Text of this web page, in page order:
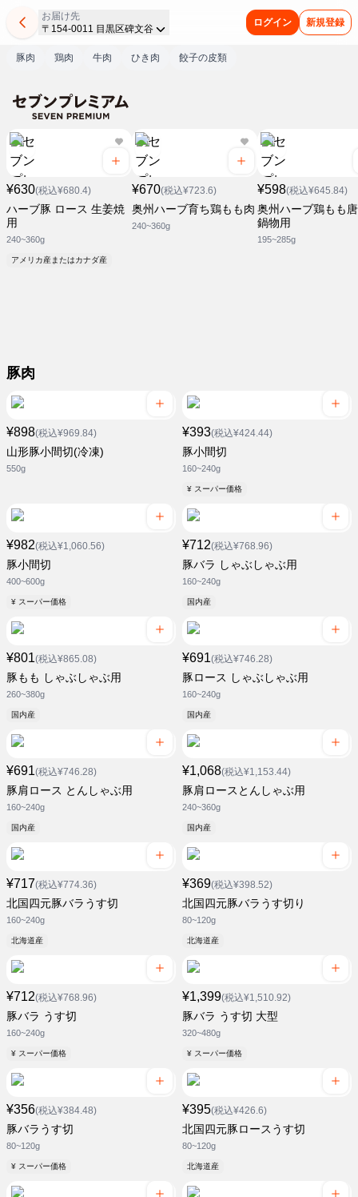
お届け先
〒154-0011 目黒区碑文谷
ログイン 新規登録
豚肉 鶏肉 牛肉 ひき肉 餃子の皮類
¥630(税込¥680.4)
ハーブ豚 ロース 生姜焼
用
240~360g
アメリカ産またはカナダ産
¥670(税込¥723.6)
奥州ハーブ育ち鶏もも肉
240~360g
¥598(税込¥645.84)
奥州ハーブ鶏もも
鍋物用
195~285g
豚肉
¥898(税込¥969.84)
山形豚小間切(冷凍)
550g
¥393(税込¥424.44)
豚小間切
160~240g
¥ スーパー価格
¥982(税込¥1,060.56)
豚小間切
400~600g
¥ スーパー価格
¥712(税込¥768.96)
豚バラ しゃぶしゃぶ用
160~240g
国内産
¥801(税込¥865.08)
豚もも しゃぶしゃぶ用
260~380g
国内産
¥691(税込¥746.28)
豚ロース しゃぶしゃぶ用
160~240g
国内産
¥691(税込¥746.28)
豚肩ロース とんしゃぶ用
160~240g
国内産
¥1,068(税込¥1,153.44)
豚肩ロースとんしゃぶ用
240~360g
国内産
¥717(税込¥774.36)
北国四元豚バラうす切
160~240g
北海道産
¥369(税込¥398.52)
北国四元豚バラうす切り
80~120g
北海道産
¥712(税込¥768.96)
豚バラ うす切
160~240g
¥ スーパー価格
¥1,399(税込¥1,510.92)
豚バラ うす切 大型
320~480g
¥ スーパー価格
¥356(税込¥384.48)
豚バラうす切
80~120g
¥ スーパー価格
¥395(税込¥426.6)
北国四元豚ロースうす切
80~120g
北海道産